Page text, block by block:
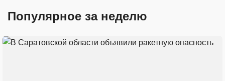
Популярное за неделю